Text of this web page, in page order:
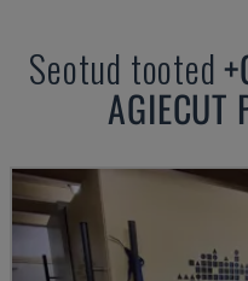
Seotud tooted
AGIECUT